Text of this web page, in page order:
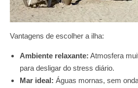
Vantagens de escolher a ilha:
Ambiente relaxante: Atmosfera
para desligar do stress diário.
Mar ideal: Águas mornas, sem